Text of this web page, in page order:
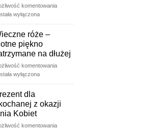
komentowaniaKwiatowe
wyłączona
róże –
piękno
na dłużej
komentowaniaWieczne
piękno
zatrzymane
dłużej
wyłączona
dla
z okazji
Kobiet
komentowaniaPrezent